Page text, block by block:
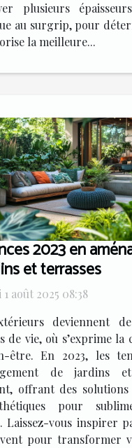
plusieurs
au surgrip, pour
la meilleure...
2023 en
et terrasses
août 2025 08:38
deviennent
de vie, où s’exprime la
être. En 2023, les
de jardins
offrant des solutions
pour
Laissez-vous inspirer
pour transformer